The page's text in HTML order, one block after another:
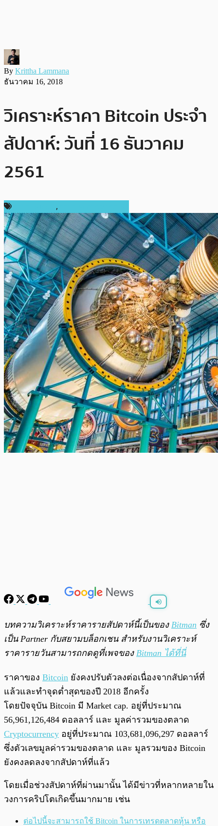
By Krittha Lammana
ธันวาคม 16, 2018
วิเคราะห์ราคา Bitcoin ประจำ
สัปดาห์: วันที่ 16 ธันวาคม
2561
,
พร้อมเล่น
บทความวิเคราะห์ราคารายสัปดาห์นี้เป็นของ Bitman ซึ่ง
เป็น Partner กับสยามบล็อกเชน สำหรับงานวิเคราะห์
ราคารายวันสามารถกดดูที่เพจของ Bitman ได้ที่นี่
ราคาของ Bitcoin ยังคงปรับตัวลงต่อเนื่องจากสัปดาห์ที่
แล้วและทำจุดต่ำสุดของปี 2018 อีกครั้ง
โดยปัจจุบัน Bitcoin มี Market cap. อยู่ที่ประมาณ
56,961,126,484 ดอลลาร์ และ มูลค่ารวมของตลาด
Cryptocurrency อยู่ที่ประมาณ 103,681,096,297 ดอลลาร์
ซึ่งตัวเลขมูลค่ารวมของตลาด และ มูลรวมของ Bitcoin
ยังคงลดลงจากสัปดาห์ที่แล้ว
โดยเมื่อช่วงสัปดาห์ที่ผ่านมานั้น ได้มีข่าวที่หลากหลายใน
วงการคริปโตเกิดขึ้นมากมาย เช่น
ต่อไปนี้จะสามารถใช้ Bitcoin ในการเทรดตลาดหุ้น หรือ